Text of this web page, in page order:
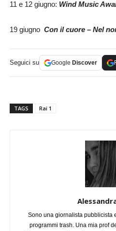
11 e 12 giugno: Wind Music
19 giugno Con il cuore – Nel
Seguici su Google Discover
TAGS Rai 1
Sono una giornalista pubblicista
programmi trash. Una mia prof